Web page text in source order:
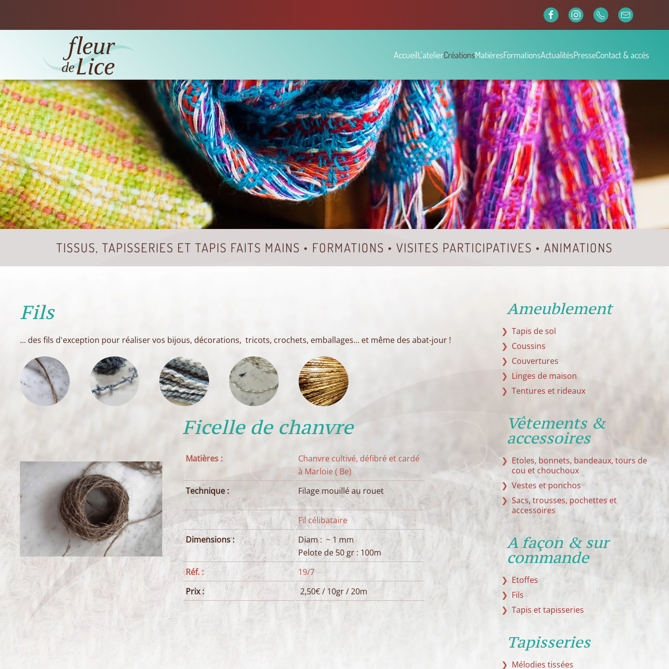
AccueilL'atelierCréationsMatièresFormationsActualitésPresseContact & accès
TISSUS, TAPISSERIES ET TAPIS FAITS MAINS • FORMATIONS • VISITES PARTICIPATIVES • ANIMATIONS
Fils
... des fils d'exception pour réaliser vos bijous, décorations, tricots, crochets, emballages... et même des abat-jour !
Ficelle de chanvre
Matières :
Chanvre cultivé, défibré et cardé
à Marloie ( Be)
Technique :
Filage mouillé au rouet
Fil célibataire
Dimensions :
Diam : ~ 1 mm
Pelote de 50 gr : 100m
Réf. :
19/7
Prix :
2,50€ / 10gr / 20m
Ameublement
Tapis de sol
Coussins
Couvertures
Linges de maison
Tentures et rideaux
Vêtements &
accessoires
Etoles, bonnets, bandeaux, tours de
cou et chouchoux
Vestes et ponchos
Sacs, trousses, pochettes et
accessoires
A façon & sur
commande
Etoffes
Fils
Tapis et tapisseries
Tapisseries
Mélodies tissées